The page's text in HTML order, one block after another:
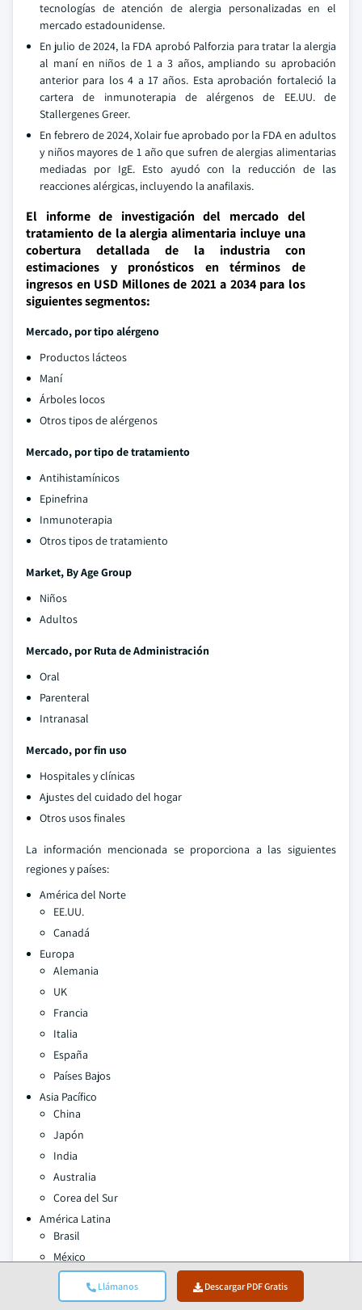
Llámanos Descargar PDF Gratis
tecnologías de atención de alergia personalizadas en el
mercado estadounidense.
En julio de 2024, la FDA aprobó Palforzia para tratar la alergia
al maní en niños de 1 a 3 años, ampliando su aprobación
anterior para los 4 a 17 años. Esta aprobación fortaleció la
cartera de inmunoterapia de alérgenos de EE.UU. de
Stallergenes Greer.
En febrero de 2024, Xolair fue aprobado por la FDA en adultos
y niños mayores de 1 año que sufren de alergias alimentarias
mediadas por IgE. Esto ayudó con la reducción de las
reacciones alérgicas, incluyendo la anafilaxis.
El informe de investigación del mercado del
tratamiento de la alergia alimentaria incluye una
cobertura detallada de la industria con
estimaciones y pronósticos en términos de
ingresos en USD Millones de 2021 a 2034 para los
siguientes segmentos:
Mercado, por tipo alérgeno
Productos lácteos
Maní
Árboles locos
Otros tipos de alérgenos
Mercado, por tipo de tratamiento
Antihistamínicos
Epinefrina
Inmunoterapia
Otros tipos de tratamiento
Market, By Age Group
Niños
Adultos
Mercado, por Ruta de Administración
Oral
Parenteral
Intranasal
Mercado, por fin uso
Hospitales y clínicas
Ajustes del cuidado del hogar
Otros usos finales
La información mencionada se proporciona a las siguientes
regiones y países:
América del Norte
EE.UU.
Canadá
Europa
Alemania
UK
Francia
Italia
España
Países Bajos
Asia Pacífico
China
Japón
India
Australia
Corea del Sur
América Latina
Brasil
México
Argentina
Oriente Medio y África